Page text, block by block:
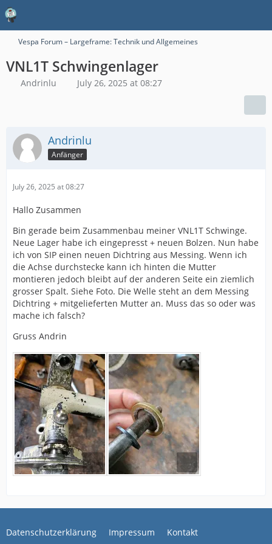
Vespa Forum – Largeframe: Technik und Allgemeines
VNL1T Schwingenlager
Andrinlu July 26, 2025 at 08:27
Andrinlu
Anfänger
July 26, 2025 at 08:27
Hallo Zusammen
Bin gerade beim Zusammenbau meiner VNL1T Schwinge.
Neue Lager habe ich eingepresst + neuen Bolzen. Nun habe
ich von SIP einen neuen Dichtring aus Messing. Wenn ich
die Achse durchstecke kann ich hinten die Mutter
montieren jedoch bleibt auf der anderen Seite ein ziemlich
grosser Spalt. Siehe Foto. Die Welle steht an dem Messing
Dichtring + mitgelieferten Mutter an. Muss das so oder was
mache ich falsch?
Gruss Andrin
Datenschutzerklärung Impressum Kontakt